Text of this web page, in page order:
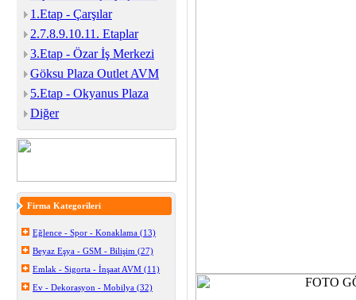
1.Etap - Çarşılar
2.7.8.9.10.11. Etaplar
3.Etap - Özar İş Merkezi
Göksu Plaza Outlet AVM
5.Etap - Okyanus Plaza
Diğer
Firma Kategorileri
Eğlence - Spor - Konaklama (13)
Beyaz Eşya - GSM - Bilişim (27)
Emlak - Sigorta - İnşaat AVM (11)
Ev - Dekorasyon - Mobilya (32)